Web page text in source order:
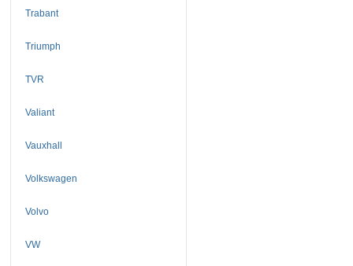
Trabant
Triumph
TVR
Valiant
Vauxhall
Volkswagen
Volvo
VW